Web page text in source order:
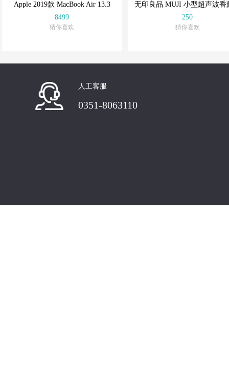
Apple 2019款 MacBook Air 13.3
8499
猜你喜欢
云游精选
无印良品 MUJI 小型超声波香
250
猜你喜欢
云游精选
人工客服
0351-8063110